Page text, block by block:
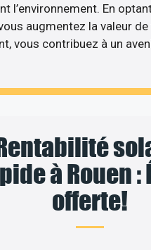
l’environnement. En
augmentez la valeur
vous contribuez à un
à Rouen :
offerte!